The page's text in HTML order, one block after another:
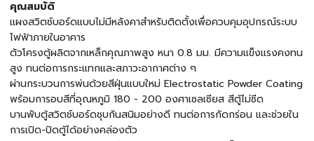
คุณสมบัติ
แผงสวิตช์บอร์ดแบบไม่มีหลังคาสำหรับติดตั้งเพื่อควบคุมอุปกรณ์ระบบ
ไฟฟ้าภายในอาคาร
ตัวโครงตู้ผลิตจากเหล็กคุณภาพสูง หนา 0.8 มม. มีความแข็งแรงคงทน
สูง ทนต่อการกระแทกและสภาวะอากาศต่าง ๆ
ผ่านกระบวนการพ่นด้วยสีฝุ่นแบบใหม่ Electrostatic Powder Coating
พร้อมการอบสีที่อุณหภูมิ 180 - 200 องศาเซลเซียส สีตู้ไม่ซีด
บานพับตู้สวิตช์บอร์ดชุบกันสนิมอย่างดี ทนต่อการกัดกร่อน และช่วยใน
การเปิด-ปิดตู้ได้อย่างคล่องตัว